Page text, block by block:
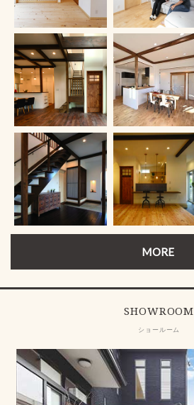
MORE
SHOWROOM
ショールーム